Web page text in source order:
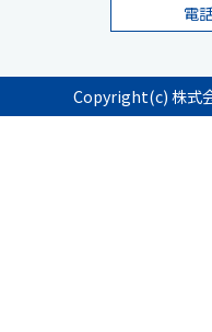
電
Copyright(c) 株式